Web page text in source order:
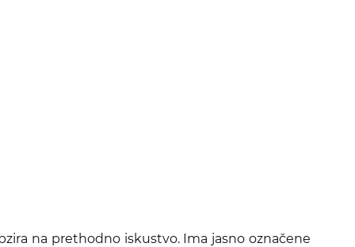
na prethodno iskustvo. Ima jasno označene